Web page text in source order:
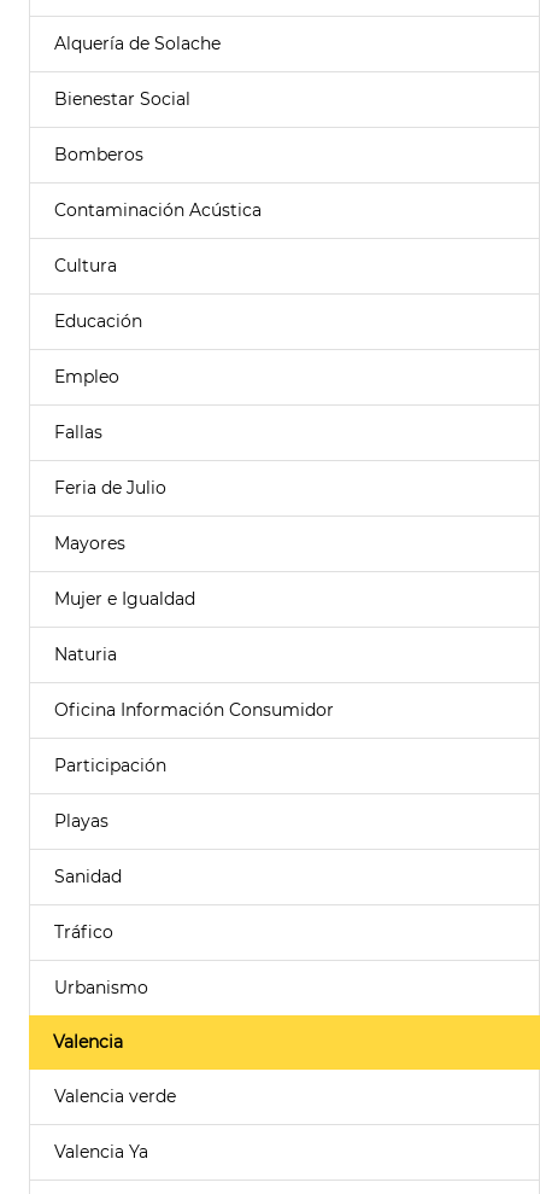
Alquería de Solache
Bienestar Social
Bomberos
Contaminación Acústica
Cultura
Educación
Empleo
Fallas
Feria de Julio
Mayores
Mujer e Igualdad
Naturia
Oficina Información Consumidor
Participación
Playas
Sanidad
Tráfico
Urbanismo
Valencia
Valencia verde
Valencia Ya